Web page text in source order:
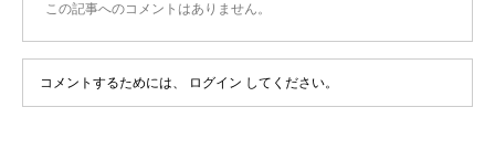
この記事へのコメントはありません。
コメントするためには、 ログイン してください。